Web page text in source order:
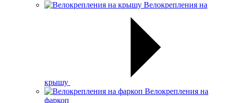
Велокрепления на
крышу
Велокрепления на
фаркоп